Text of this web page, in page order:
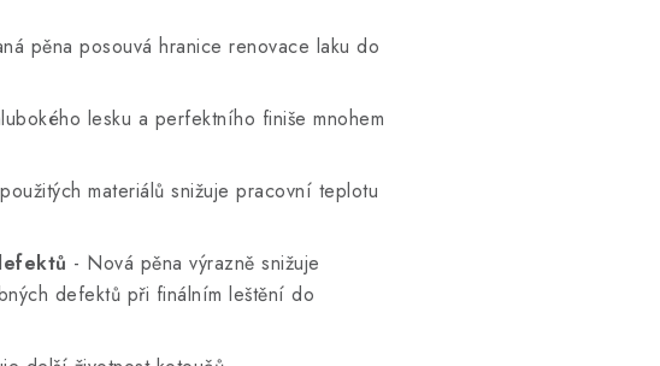
pěna posouvá hranice renovace laku do
lesku a perfektního finiše mnohem
materiálů snižuje pracovní teplotu
- Nová pěna výrazně snižuje
defektů při finálním leštění do